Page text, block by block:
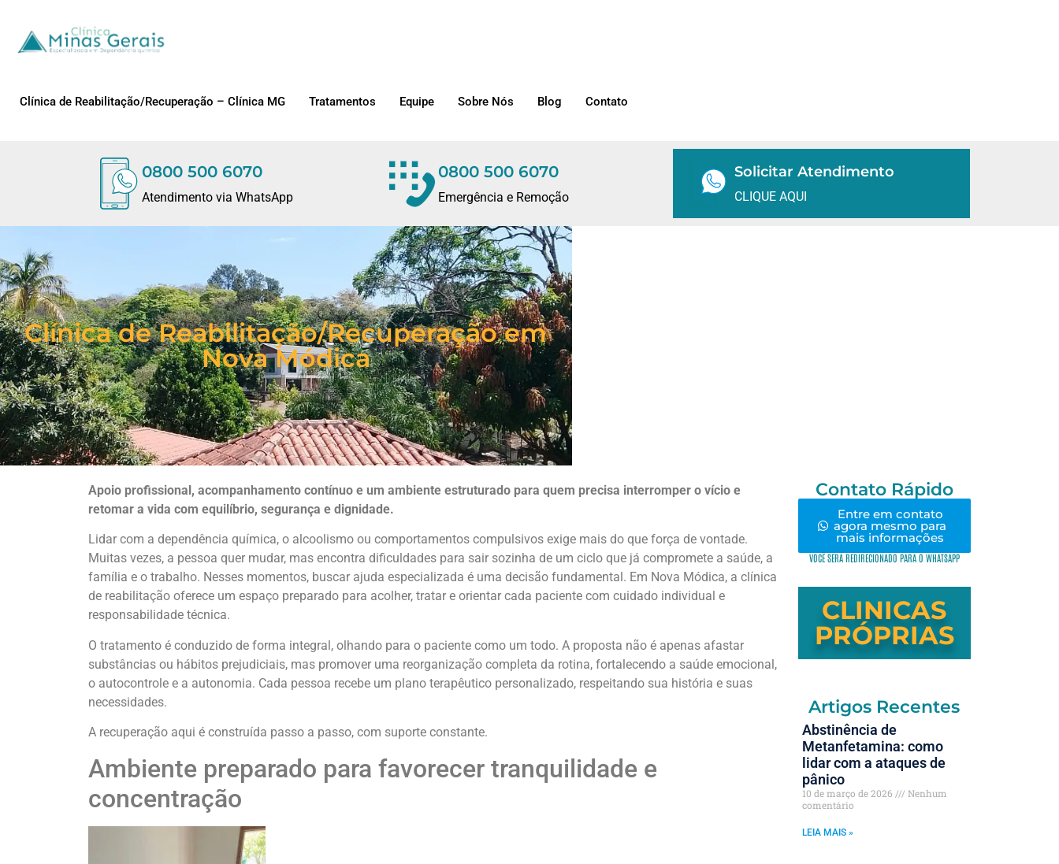
Clínica de Reabilitação/Recuperação – Clínica MG Tratamentos Equipe Sobre Nós Blog Contato
0800 500 6070
Atendimento via WhatsApp
0800 500 6070
Emergência e Remoção
Solicitar Atendimento
CLIQUE AQUI
Clínica de Reabilitação/Recuperação em
Nova Módica
Apoio profissional, acompanhamento contínuo e um ambiente estruturado para quem precisa interromper o vício e
retomar a vida com equilíbrio, segurança e dignidade.
Lidar com a dependência química, o alcoolismo ou comportamentos compulsivos exige mais do que força de vontade.
Muitas vezes, a pessoa quer mudar, mas encontra dificuldades para sair sozinha de um ciclo que já compromete a saúde, a
família e o trabalho. Nesses momentos, buscar ajuda especializada é uma decisão fundamental. Em Nova Módica, a clínica
de reabilitação oferece um espaço preparado para acolher, tratar e orientar cada paciente com cuidado individual e
responsabilidade técnica.
O tratamento é conduzido de forma integral, olhando para o paciente como um todo. A proposta não é apenas afastar
substâncias ou hábitos prejudiciais, mas promover uma reorganização completa da rotina, fortalecendo a saúde emocional,
o autocontrole e a autonomia. Cada pessoa recebe um plano terapêutico personalizado, respeitando sua história e suas
necessidades.
A recuperação aqui é construída passo a passo, com suporte constante.
Ambiente preparado para favorecer tranquilidade e
concentração
Contato Rápido
Entre em contato
agora mesmo para
mais informações
VOCÊ SERÁ REDIRECIONADO PARA O WHATSAPP
CLINICAS
PRÓPRIAS
Artigos Recentes
Abstinência de
Metanfetamina: como
lidar com a ataques de
pânico
10 de março de 2026
Nenhum
comentário
LEIA MAIS »